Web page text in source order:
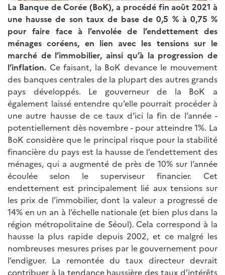
La Banque de Corée (BoK), a procédé fin août 2021 à
une hausse de son taux de base de 0,5 % à 0,75 %
pour faire face à l’envolée de l’endettement des
ménages coréens, en lien avec les tensions sur le
marché de l’immobilier, ainsi qu’à la progression de
l’inflation. Ce faisant, la BoK devance le mouvement
des banques centrales de la plupart des autres grands
pays développés. Le gouverneur de la BoK a
également laissé entendre qu’elle pourrait procéder à
une autre hausse de ce taux d’ici la fin de l’année -
potentiellement dès novembre - pour atteindre 1%. La
BoK considère que le principal risque pour la stabilité
financière du pays est la hausse de l’endettement des
ménages, qui a augmenté de près de 10% sur l’année
écoulée selon le superviseur financier. Cet
endettement est principalement lié aux tensions sur
les prix de l’immobilier, dont la valeur a progressé de
14% en un an à l’échelle nationale (et bien plus dans la
région métropolitaine de Séoul). Cela correspond à la
hausse la plus rapide depuis 2002, et ce malgré les
nombreuses mesures prises par le gouvernement pour
l’endiguer. La remontée du taux directeur devrait
contribuer à la tendance haussière des taux d’intérêts